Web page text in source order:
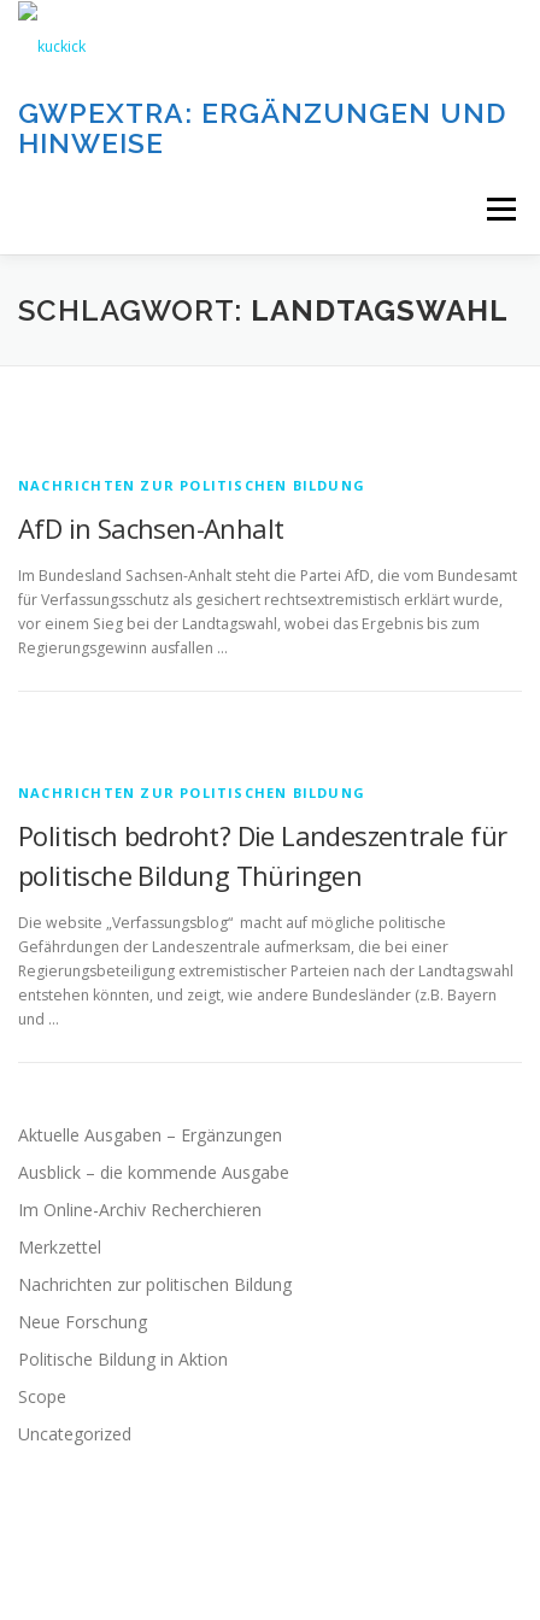
Zum
springen
GWPEXTRA: ERGÄNZUNGEN UND
HINWEISE
Menü
WILLKOMMEN
DIE BEITRÄGE DIESER SEITE IMPRESSUM
SCHLAGWORT: LANDTAGSWAHL
NACHRICHTEN ZUR POLITISCHEN BILDUNG
AfD in Sachsen-Anhalt
Im Bundesland Sachsen-Anhalt steht die Partei AfD, die vom Bundesamt
für Verfassungsschutz als gesichert rechtsextremistisch erklärt wurde,
vor einem Sieg bei der Landtagswahl, wobei das Ergebnis bis zum
Regierungsgewinn ausfallen …
NACHRICHTEN ZUR POLITISCHEN BILDUNG
Politisch bedroht? Die Landeszentrale für
politische Bildung Thüringen
Die website „Verfassungsblog“ macht auf mögliche politische
Gefährdungen der Landeszentrale aufmerksam, die bei einer
Regierungsbeteiligung extremistischer Parteien nach der Landtagswahl
entstehen könnten, und zeigt, wie andere Bundesländer (z.B. Bayern
und …
Aktuelle Ausgaben – Ergänzungen
Ausblick – die kommende Ausgabe
Im Online-Archiv Recherchieren
Merkzettel
Nachrichten zur politischen Bildung
Neue Forschung
Politische Bildung in Aktion
Scope
Uncategorized